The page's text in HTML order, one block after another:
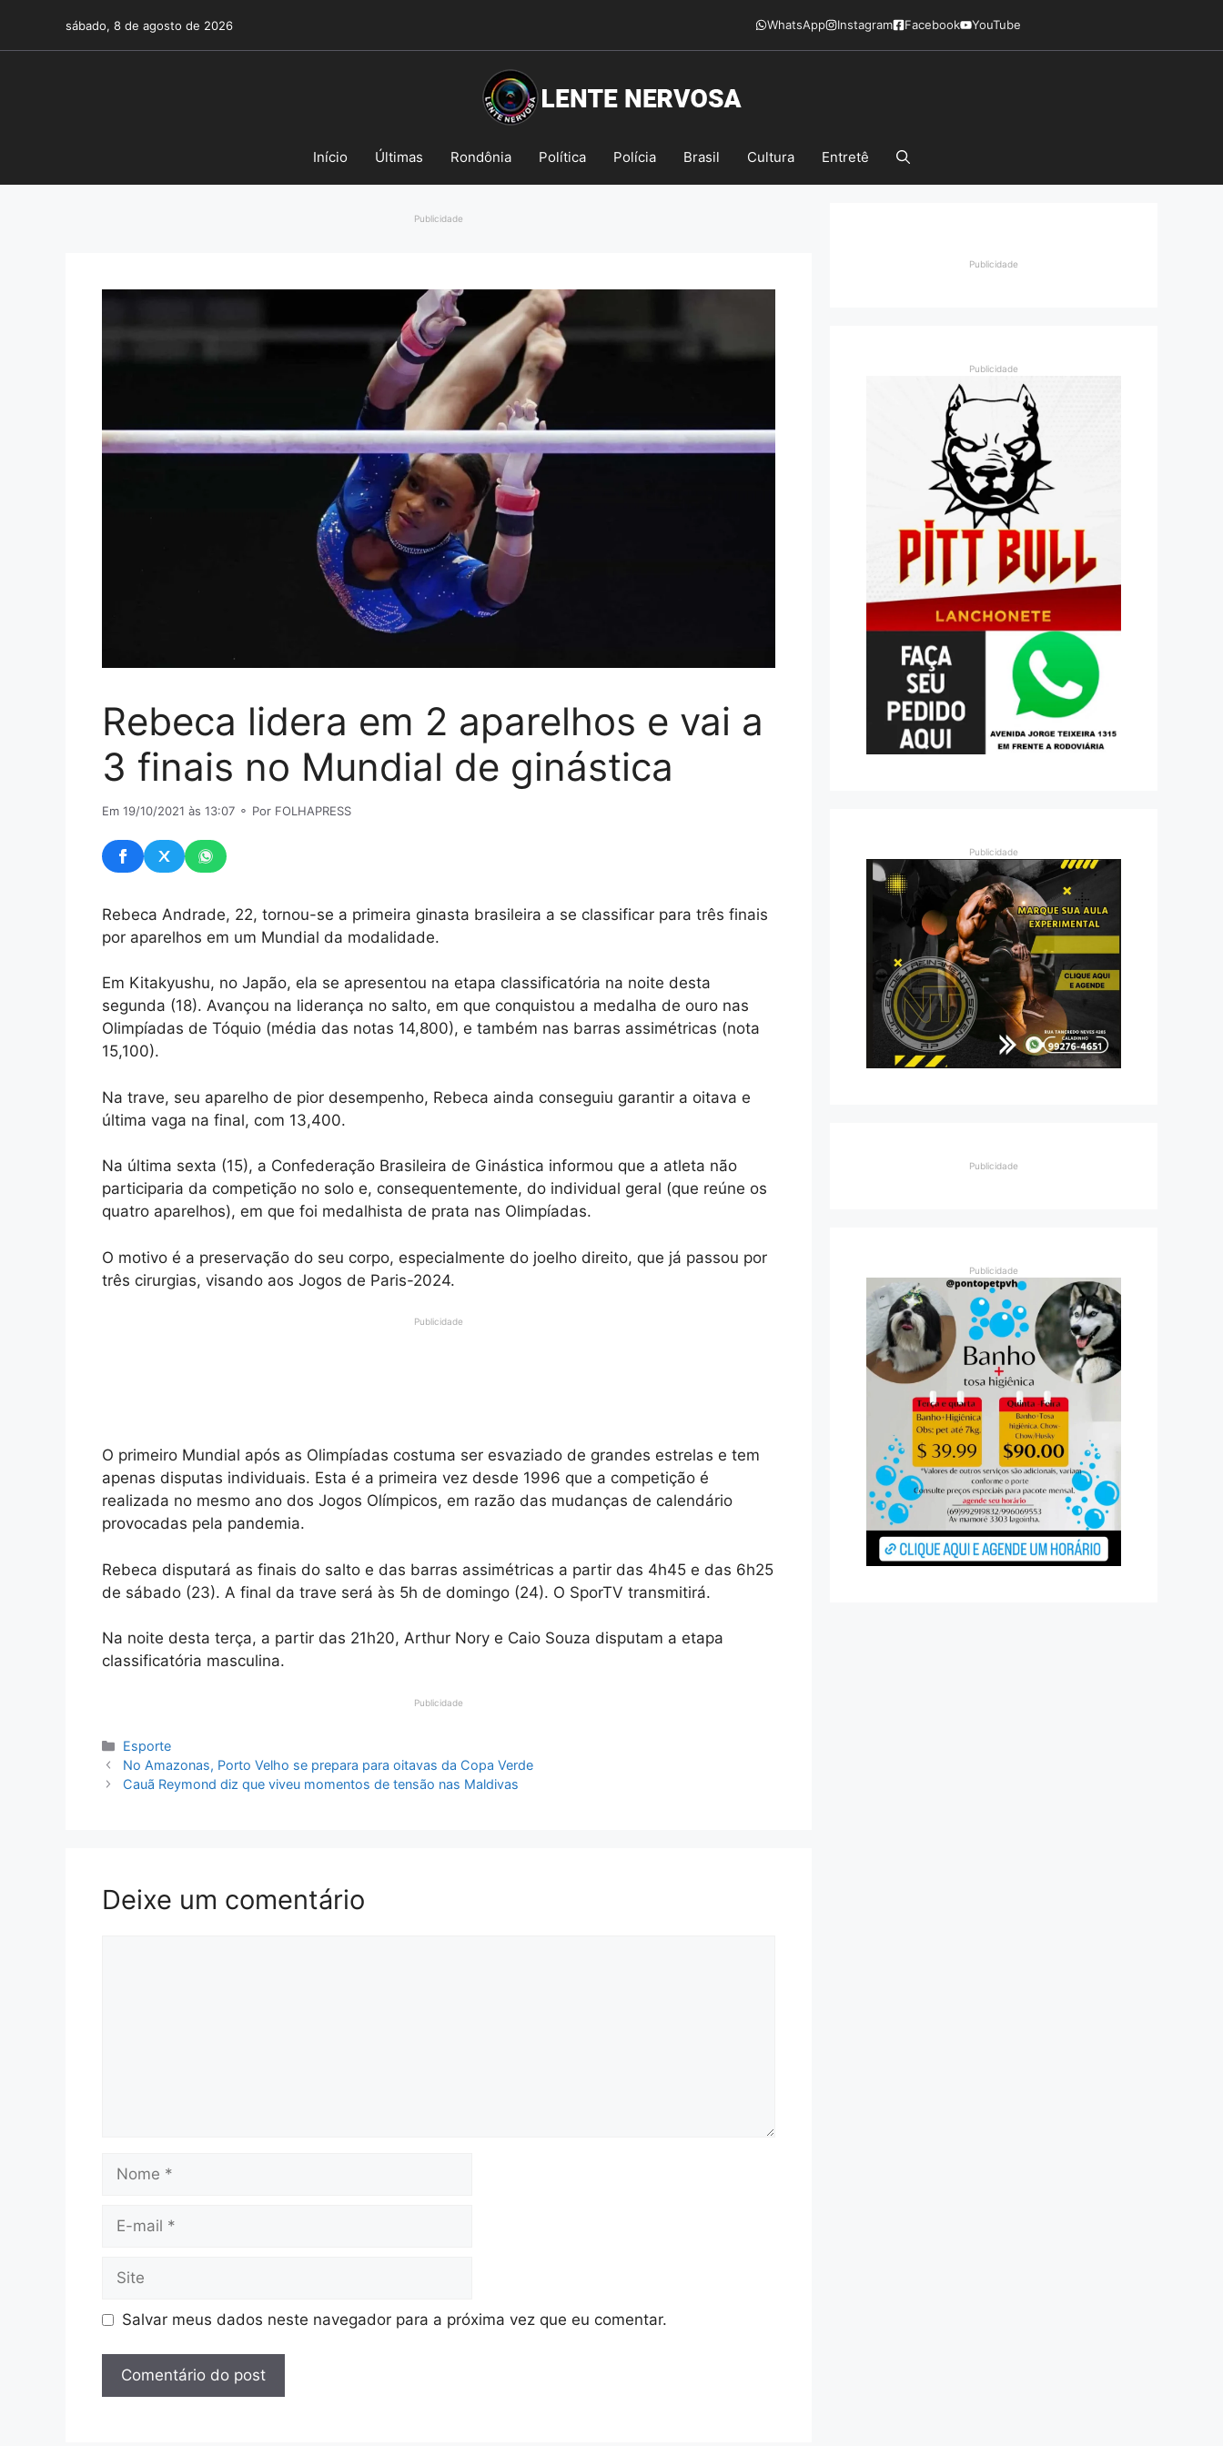
o
sábado, 8 de agosto de 2026 WhatsApp Instagram Facebook YouTube
Início Últimas Rondônia Política Polícia Brasil Cultura Entretê
Publicidade
Rebeca lidera em 2 aparelhos e vai a
3 finais no Mundial de ginástica
Em 19/10/2021 às 13:07 ⚬ Por FOLHAPRESS
Rebeca Andrade, 22, tornou-se a primeira ginasta brasileira a se classificar para três finais
por aparelhos em um Mundial da modalidade.
Em Kitakyushu, no Japão, ela se apresentou na etapa classificatória na noite desta
segunda (18). Avançou na liderança no salto, em que conquistou a medalha de ouro nas
Olimpíadas de Tóquio (média das notas 14,800), e também nas barras assimétricas (nota
15,100).
Na trave, seu aparelho de pior desempenho, Rebeca ainda conseguiu garantir a oitava e
última vaga na final, com 13,400.
Na última sexta (15), a Confederação Brasileira de Ginástica informou que a atleta não
participaria da competição no solo e, consequentemente, do individual geral (que reúne os
quatro aparelhos), em que foi medalhista de prata nas Olimpíadas.
O motivo é a preservação do seu corpo, especialmente do joelho direito, que já passou por
três cirurgias, visando aos Jogos de Paris-2024.
Publicidade
O primeiro Mundial após as Olimpíadas costuma ser esvaziado de grandes estrelas e tem
apenas disputas individuais. Esta é a primeira vez desde 1996 que a competição é
realizada no mesmo ano dos Jogos Olímpicos, em razão das mudanças de calendário
provocadas pela pandemia.
Rebeca disputará as finais do salto e das barras assimétricas a partir das 4h45 e das 6h25
de sábado (23). A final da trave será às 5h de domingo (24). O SporTV transmitirá.
Na noite desta terça, a partir das 21h20, Arthur Nory e Caio Souza disputam a etapa
classificatória masculina.
Publicidade
Categorias
Esporte
No Amazonas, Porto Velho se prepara para oitavas da Copa Verde
Cauã Reymond diz que viveu momentos de tensão nas Maldivas
Deixe um comentário
mail
Salvar meus dados neste navegador para a próxima vez que eu comentar.
Publicidade
Publicidade
Publicidade
Publicidade
Publicidade